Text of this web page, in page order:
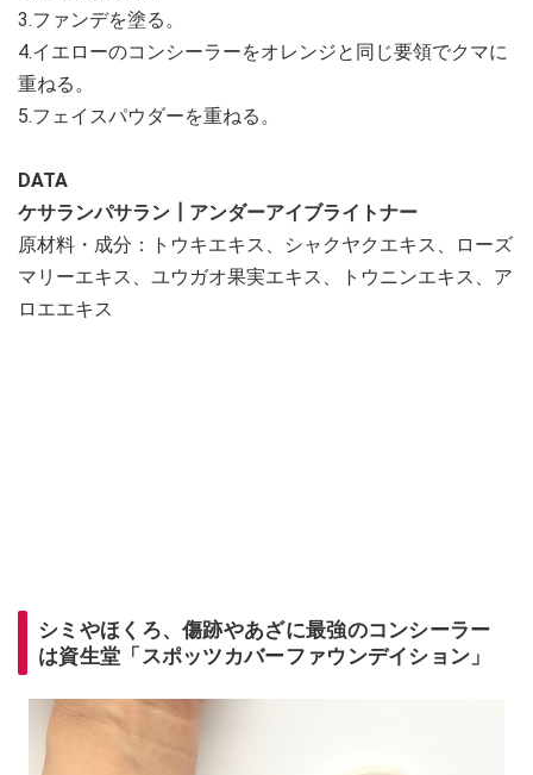
3.ファンデを塗る。
4.イエローのコンシーラーをオレンジと同じ要領でクマに
重ねる。
5.フェイスパウダーを重ねる。
DATA
ケサランパサラン┃アンダーアイブライトナー
原材料・成分：トウキエキス、シャクヤクエキス、ローズ
マリーエキス、ユウガオ果実エキス、トウニンエキス、ア
ロエエキス
シミやほくろ、傷跡やあざに最強のコンシーラー
は資生堂「スポッツカバーファウンデイション」